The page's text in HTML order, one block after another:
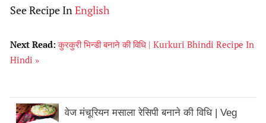
See Recipe InEnglish
Next Read:कुरकुरी भिन्डी बनाने की विधि | Kurkuri Bhindi Recipe In
Hindi »
वेज मंचूरियन मसाला रेसिपी बनाने की विधि | Veg